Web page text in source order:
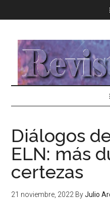
Diálogos
ELN: más
certezas
21 noviembre, 2022 ByJulio